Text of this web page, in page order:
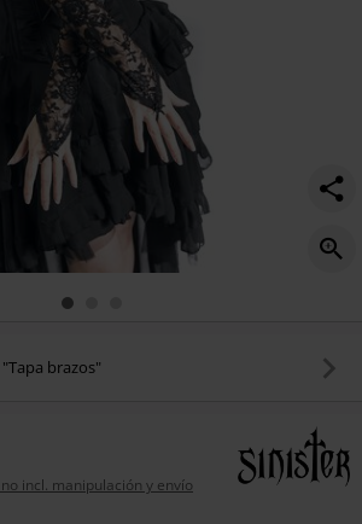
brazos"
incl. manipulación y envío